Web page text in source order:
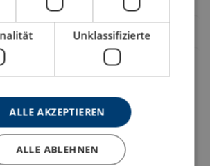
Hoist-PLH-S2-DoC-ML-
Unklassifizierte
ALLE AKZEPTIEREN
ALLE ABLEHNEN